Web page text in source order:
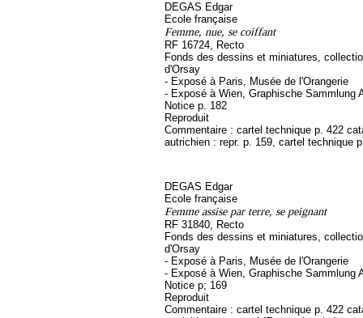
DEGAS Edgar
Ecole française
Femme, nue, se coiffant
RF 16724, Recto
Fonds des dessins et miniatures,
d'Orsay
- Exposé à Paris, Musée de l'Orangerie
- Exposé à Wien, Graphische Sammlung
Notice p. 182
Reproduit
Commentaire : cartel technique p. 422
autrichien : repr. p. 159, cartel technique
DEGAS Edgar
Ecole française
Femme assise par terre, se peignant
RF 31840, Recto
Fonds des dessins et miniatures,
d'Orsay
- Exposé à Paris, Musée de l'Orangerie
- Exposé à Wien, Graphische Sammlung
Notice p; 169
Reproduit
Commentaire : cartel technique p. 422